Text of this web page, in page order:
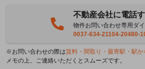
不動産会社に電話
物件お問い合わせ専用ダ
0037-634-21104-20480-
※お問い合わせの際は賃料・間取り・最寄駅・駅
メモの上、ご連絡いただくとスムーズです。